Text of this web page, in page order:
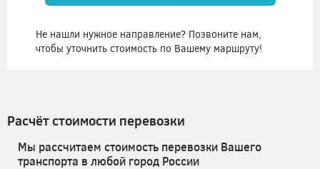
Не нашли нужное направление? Позвоните нам,
чтобы уточнить стоимость по Вашему маршруту!
Расчёт стоимости перевозки
Мы рассчитаем стоимость перевозки Вашего
транспорта в любой город России